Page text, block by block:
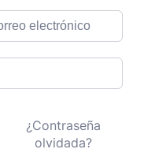
¿Contraseña
olvidada?